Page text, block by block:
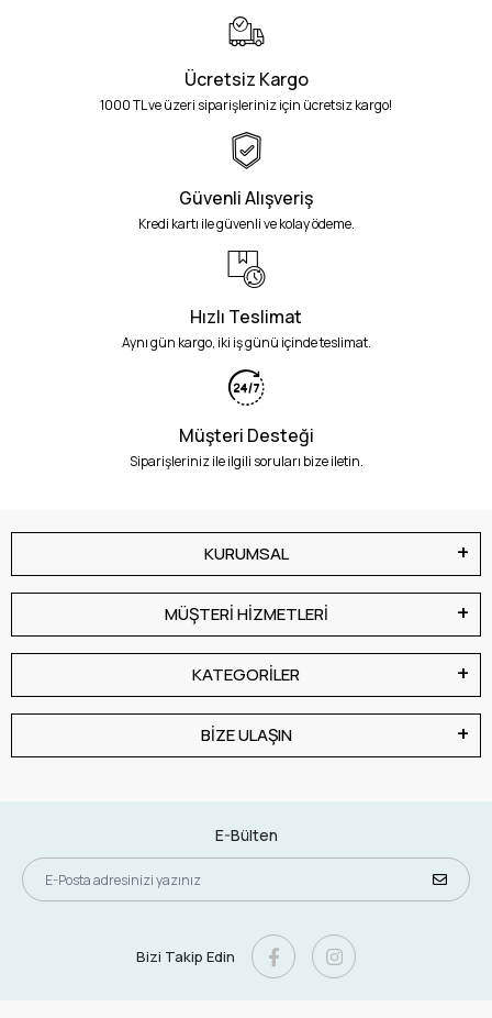
Ücretsiz Kargo
1000 TL ve üzeri siparişleriniz için ücretsiz kargo!
Güvenli Alışveriş
Kredi kartı ile güvenli ve kolay ödeme.
Hızlı Teslimat
Aynı gün kargo, iki iş günü içinde teslimat.
Müşteri Desteği
Siparişleriniz ile ilgili soruları bize iletin.
KURUMSAL
MÜŞTERİ HİZMETLERİ
KATEGORİLER
BİZE ULAŞIN
E-Bülten
Bizi Takip Edin